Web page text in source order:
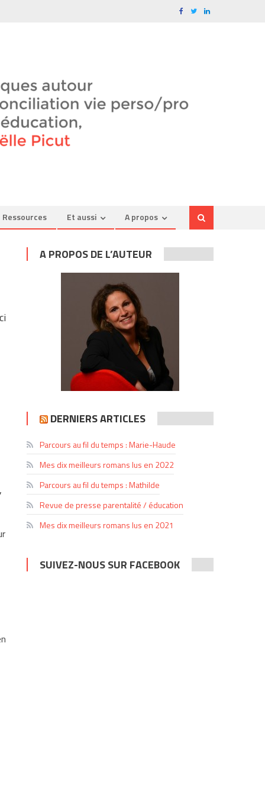
Ressources Et aussi A propos
A PROPOS DE L’AUTEUR
DERNIERS ARTICLES
Parcours au fil du temps : Marie-Haude
Mes dix meilleurs romans lus en 2022
Parcours au fil du temps : Mathilde
Revue de presse parentalité / éducation
Mes dix meilleurs romans lus en 2021
SUIVEZ-NOUS SUR FACEBOOK